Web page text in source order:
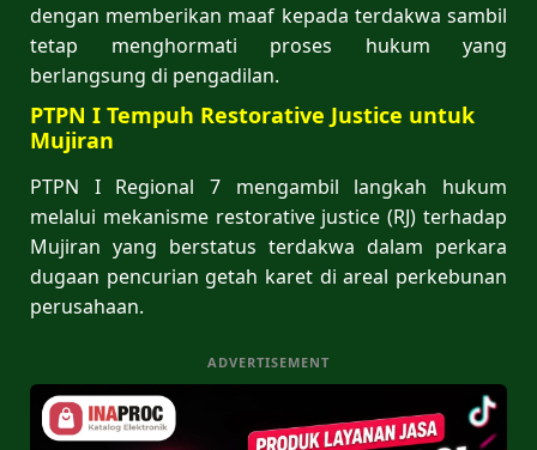
dengan memberikan maaf kepada terdakwa sambil
tetap menghormati proses hukum yang
berlangsung di pengadilan.
PTPN I Tempuh Restorative Justice untuk
Mujiran
PTPN I Regional 7 mengambil langkah hukum
melalui mekanisme restorative justice (RJ) terhadap
Mujiran yang berstatus terdakwa dalam perkara
dugaan pencurian getah karet di areal perkebunan
perusahaan.
ADVERTISEMENT